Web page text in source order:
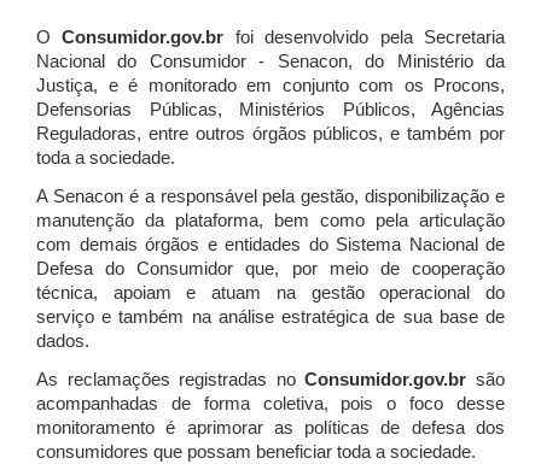
OConsumidor.gov.br
foi desenvolvido pela Secretaria
Nacional do Consumidor - Senacon, do Ministério da
Justiça, e é monitorado em conjunto com os Procons,
Defensorias Públicas, Ministérios Públicos, Agências
Reguladoras, entre outros órgãos públicos, e também por
toda a sociedade.
A Senacon é a responsável pela gestão, disponibilização e
manutenção da plataforma, bem como pela articulação
com demais órgãos e entidades do Sistema Nacional de
Defesa do Consumidor que, por meio de cooperação
técnica, apoiam e atuam na gestão operacional do
serviço e também na análise estratégica de sua base de
dados.
As reclamações registradas noConsumidor.gov.br são
acompanhadas de forma coletiva, pois o foco desse
monitoramento é aprimorar as políticas de defesa dos
consumidores que possam beneficiar toda a sociedade.